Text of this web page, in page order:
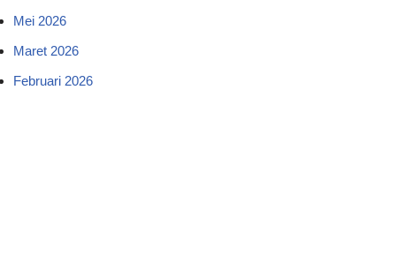
Mei 2026
Maret 2026
Februari 2026